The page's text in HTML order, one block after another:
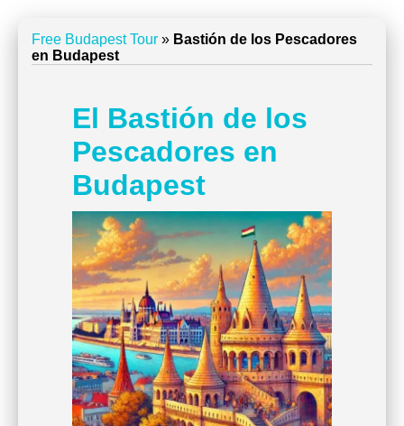
Free Budapest Tour » Bastión de los Pescadores
en Budapest
El Bastión de los
Pescadores en
Budapest